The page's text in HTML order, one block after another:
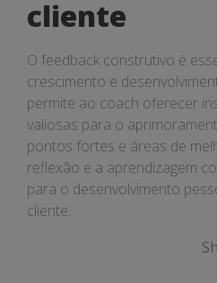
cliente
O feedback construtivo é
crescimento e
permite ao coach oferecer
valiosas para o
pontos fortes e áreas de
reflexão e a aprendizagem
para o desenvolvimento
cliente.